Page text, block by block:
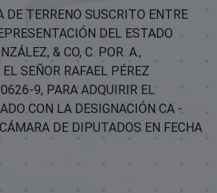
DE TERRENO SUSCRITO ENTRE
DEL ESTADO
& CO, C. POR. A.,
SEÑOR RAFAEL PÉREZ
9, PARA ADQUIRIR EL
CON LA DESIGNACIÓN CA -
DE DIPUTADOS EN FECHA